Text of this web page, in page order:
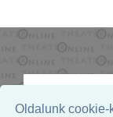
Oldalunk cookie-